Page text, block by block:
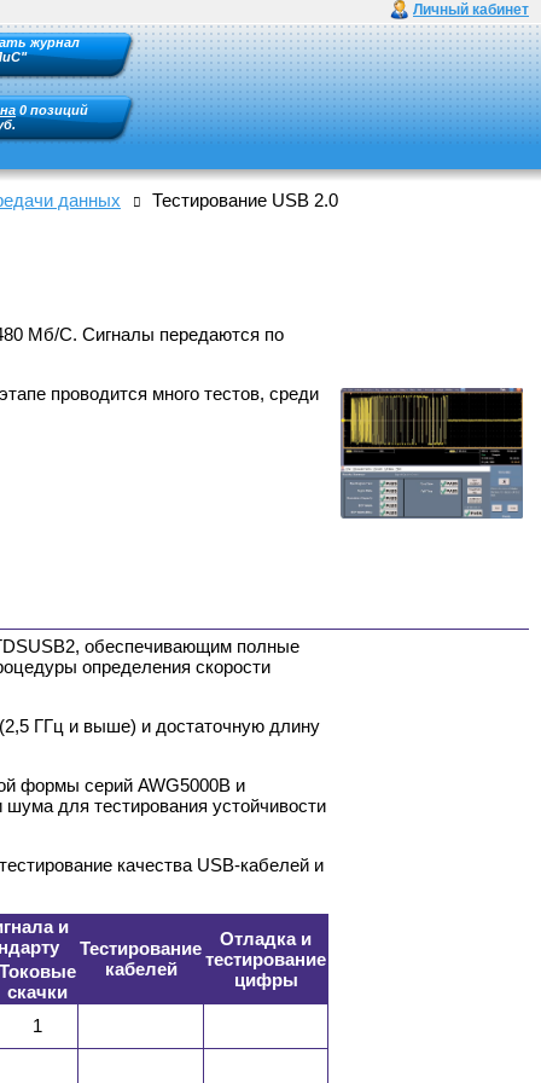
Личный кабинет
журнал
0 позиций
данных Тестирование USB 2.0
Мб/С. Сигналы передаются по
проводится много тестов, среди
обеспечивающим полные
определения скорости
ГГц и выше) и достаточную длину
формы серий AWG5000B и
для тестирования устойчивости
качества USB-кабелей и
и
Тестирование
кабелей
Отладка и
тестирование
цифры
Токовые
скачки
1